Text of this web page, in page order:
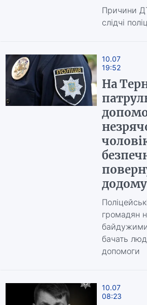
Причини
слідчі
10.07
19:52
На
додому
громадян
бачать
допомоги
10.07
08:23